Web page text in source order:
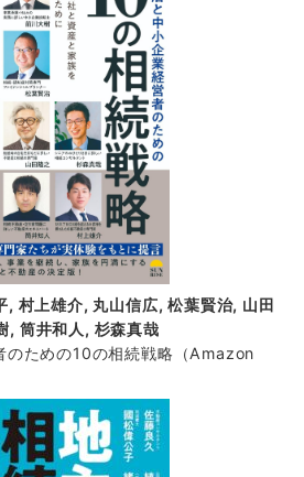
村上雄介, 丸山信広, 松葉賢治, 山田
, 筒井和人, 杉森真哉
のための10の相続戦略 （Amazon